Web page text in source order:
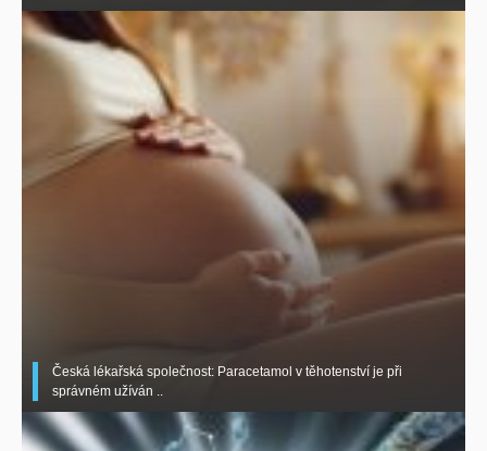
Česká lékařská společnost: Paracetamol v těhotenství je při
správném užíván ..